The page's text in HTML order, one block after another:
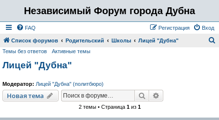
Независимый Форум города Дубна
FAQ Вход
Регистрация
Список форумов Родительский Школы Лицей "Дубна"
Темы без ответов Активные темы
Лицей "Дубна"
Модератор: Лицей "Дубна" (политбюро)
Новая тема Поиск
2 темы • Страница 1из 1